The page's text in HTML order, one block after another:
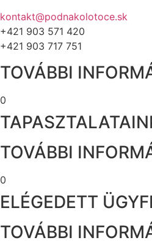
kontakt@podnakolotoce.sk
+421 903 571 420
+421 903 717 751
TOVÁBBI
0
TOVÁBBI
0
ELÉGEDETT
TOVÁBBI